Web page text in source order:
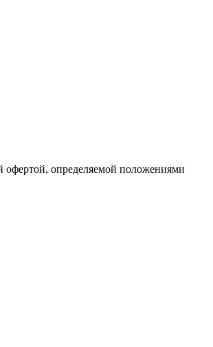
офертой, определяемой положениями